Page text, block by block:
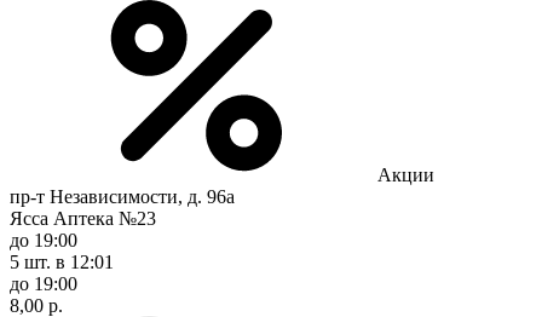
Акции
пр-т Независимости, д. 96а
Ясса Аптека №23
до 19:00
5 шт. в 12:01
до 19:00
8,00 р.